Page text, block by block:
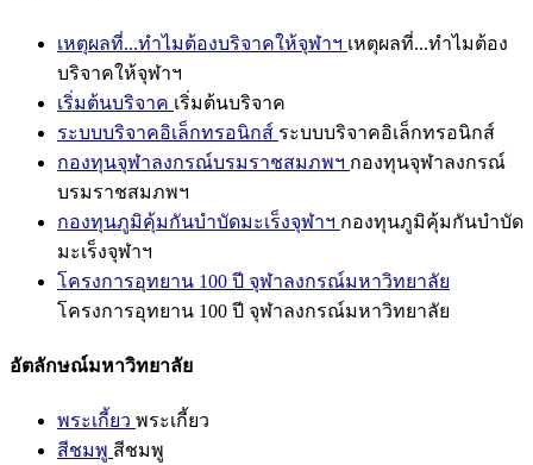
เหตุผลที่...ทำไมต้องบริจาคให้จุฬาฯ เหตุผลที่...ทำไมต้อง
บริจาคให้จุฬาฯ
เริ่มต้นบริจาค เริ่มต้นบริจาค
ระบบบริจาคอิเล็กทรอนิกส์ ระบบบริจาคอิเล็กทรอนิกส์
กองทุนจุฬาลงกรณ์บรมราชสมภพฯ กองทุนจุฬาลงกรณ์
บรมราชสมภพฯ
กองทุนภูมิคุ้มกันบำบัดมะเร็งจุฬาฯ กองทุนภูมิคุ้มกันบำบัด
มะเร็งจุฬาฯ
โครงการอุทยาน 100 ปี จุฬาลงกรณ์มหาวิทยาลัย
โครงการอุทยาน 100 ปี จุฬาลงกรณ์มหาวิทยาลัย
อัตลักษณ์มหาวิทยาลัย
พระเกี้ยว พระเกี้ยว
สีชมพู สีชมพู